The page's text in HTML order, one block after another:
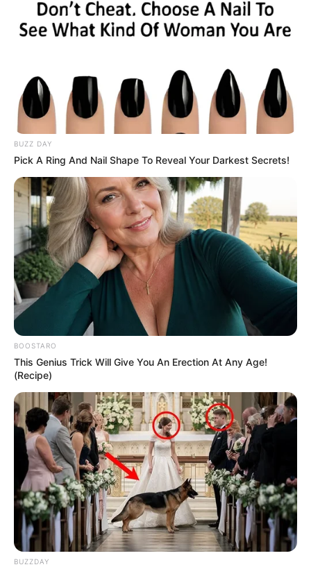
BUZZ DAY
Pick A Ring And Nail Shape To Reveal Your Darkest Secrets!
BOOSTARO
This Genius Trick Will Give You An Erection At Any Age!
(Recipe)
BUZZDAY